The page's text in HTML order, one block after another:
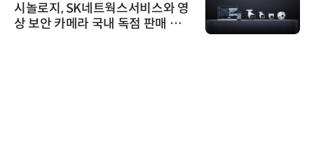
시놀로지, SK네트웍스서비스와 영
상 보안 카메라 국내 독점 판매 파